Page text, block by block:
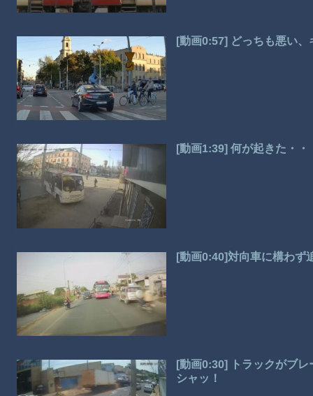
[動画0:57] どっちも悪い
[動画1:39] 何が起きた・
[動画0:40]対向車に構わず
[動画0:30] トラックがブ
シャッ！